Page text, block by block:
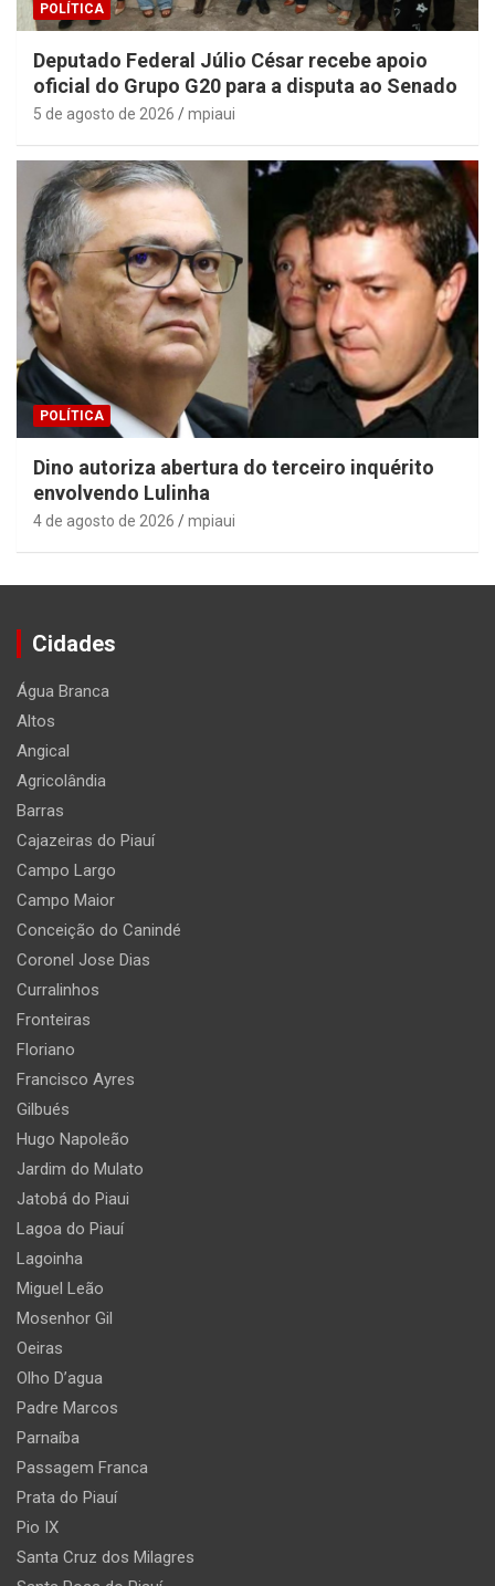
POLÍTICA
Deputado Federal Júlio César recebe apoio
oficial do Grupo G20 para a disputa ao Senado
5 de agosto de 2026 mpiaui
POLÍTICA
Dino autoriza abertura do terceiro inquérito
envolvendo Lulinha
4 de agosto de 2026 mpiaui
Cidades
Água Branca
Altos
Angical
Agricolândia
Barras
Cajazeiras do Piauí
Campo Largo
Campo Maior
Conceição do Canindé
Coronel Jose Dias
Curralinhos
Fronteiras
Floriano
Francisco Ayres
Gilbués
Hugo Napoleão
Jardim do Mulato
Jatobá do Piaui
Lagoa do Piauí
Lagoinha
Miguel Leão
Mosenhor Gil
Oeiras
Olho D’agua
Padre Marcos
Parnaíba
Passagem Franca
Prata do Piauí
Pio IX
Santa Cruz dos Milagres